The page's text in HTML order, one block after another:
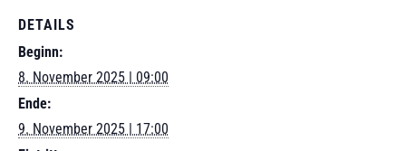
DETAILS
Beginn:
8. November 2025 | 09:00
Ende:
9. November 2025 | 17:00